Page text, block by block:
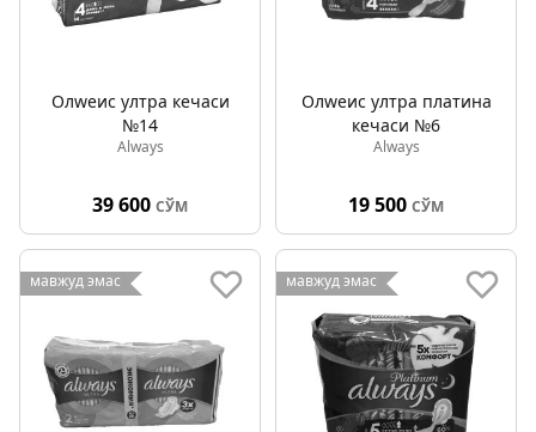
Олwеис ултра кечаси
№14
Always
39 600 СЎМ
Олwеис ултра платина
кечаси №6
Always
19 500 СЎМ
мавжуд эмас мавжуд эмас